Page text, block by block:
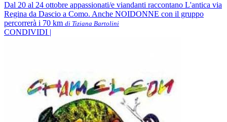
Dal 20 al 24 ottobre appassionati/e viandanti raccontano L'antica via
Regina da Dascio a Como. Anche NOIDONNE con il gruppo
percorrerà i 70 km di Tiziana Bartolini
CONDIVIDI |